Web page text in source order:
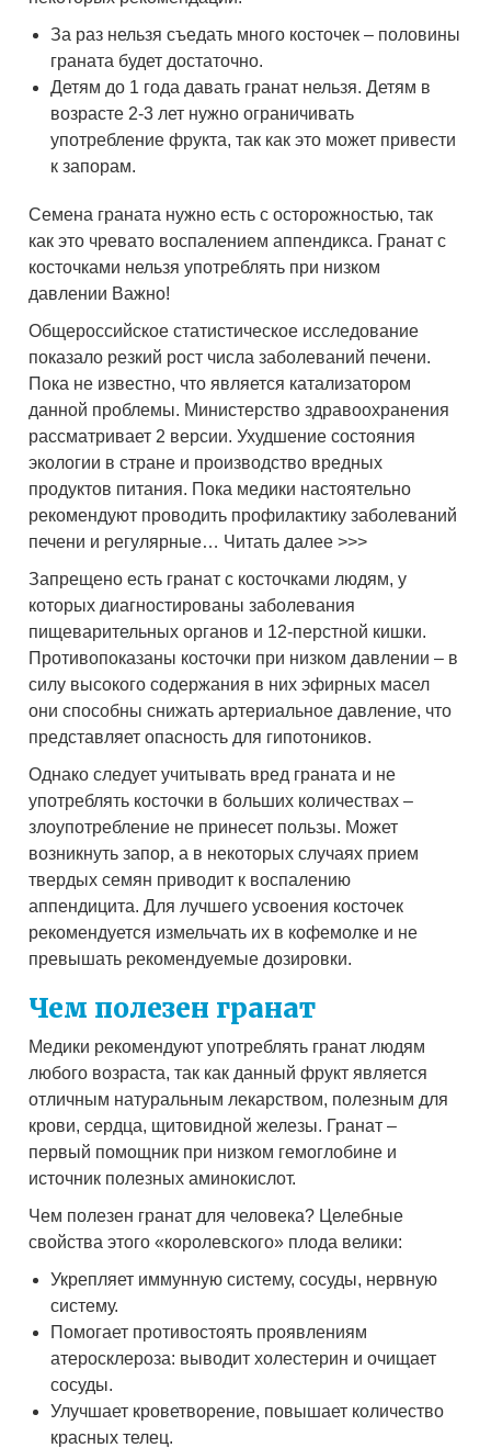
За раз нельзя съедать много косточек – половины
граната будет достаточно.
Детям до 1 года давать гранат нельзя. Детям в
возрасте 2-3 лет нужно ограничивать
употребление фрукта, так как это может привести
к запорам.
Семена граната нужно есть с осторожностью, так
как это чревато воспалением аппендикса. Гранат с
косточками нельзя употреблять при низком
давлении Важно!
Общероссийское статистическое исследование
показало резкий рост числа заболеваний печени.
Пока не известно, что является катализатором
данной проблемы. Министерство здравоохранения
рассматривает 2 версии. Ухудшение состояния
экологии в стране и производство вредных
продуктов питания. Пока медики настоятельно
рекомендуют проводить профилактику заболеваний
печени и регулярные… Читать далее >>>
Запрещено есть гранат с косточками людям, у
которых диагностированы заболевания
пищеварительных органов и 12-перстной кишки.
Противопоказаны косточки при низком давлении – в
силу высокого содержания в них эфирных масел
они способны снижать артериальное давление, что
представляет опасность для гипотоников.
Однако следует учитывать вред граната и не
употреблять косточки в больших количествах –
злоупотребление не принесет пользы. Может
возникнуть запор, а в некоторых случаях прием
твердых семян приводит к воспалению
аппендицита. Для лучшего усвоения косточек
рекомендуется измельчать их в кофемолке и не
превышать рекомендуемые дозировки.
Чем полезен гранат
Медики рекомендуют употреблять гранат людям
любого возраста, так как данный фрукт является
отличным натуральным лекарством, полезным для
крови, сердца, щитовидной железы. Гранат –
первый помощник при низком гемоглобине и
источник полезных аминокислот.
Чем полезен гранат для человека? Целебные
свойства этого «королевского» плода велики:
Укрепляет иммунную систему, сосуды, нервную
систему.
Помогает противостоять проявлениям
атеросклероза: выводит холестерин и очищает
сосуды.
Улучшает кроветворение, повышает количество
красных телец.